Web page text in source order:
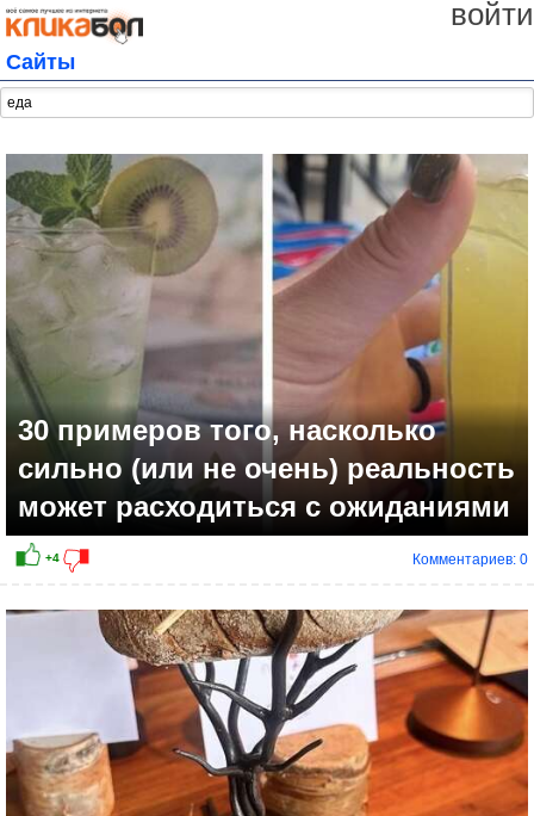
войти
Сайты
30 примеров того, насколько
сильно (или не очень) реальность
может расходиться с ожиданиями
Комментариев: 0